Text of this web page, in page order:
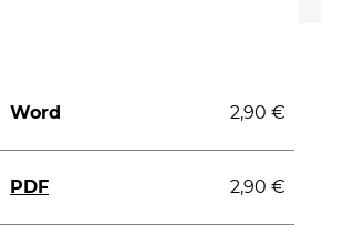
Word 2,90 €
PDF 2,90 €